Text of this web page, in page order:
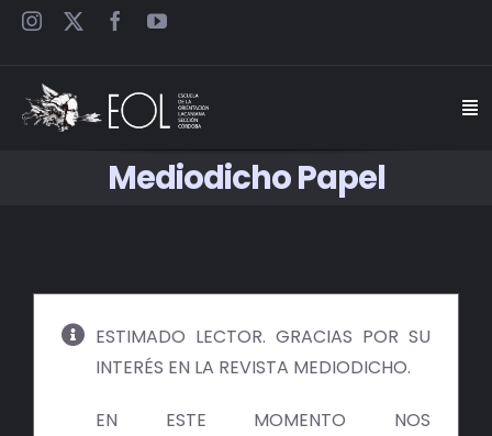
Saltar
JORNADAS
Mediodicho Papel
ESTIMADO LECTOR. GRACIAS POR SU
INTERÉS EN LA REVISTA MEDIODICHO.
EN ESTE MOMENTO NOS